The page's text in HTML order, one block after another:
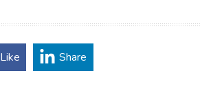
Like Share